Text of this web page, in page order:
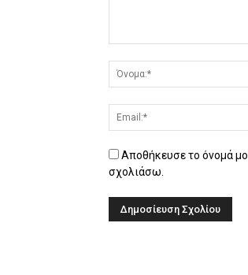
Αποθήκευσε το όνομά
σχολιάσω.